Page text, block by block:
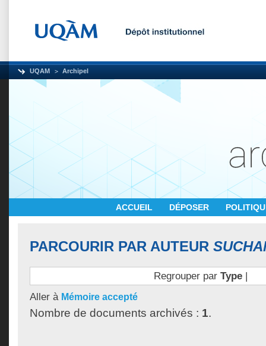
UQAM Archipel
ACCUEIL DÉPOSER
PARCOURIR PAR AUTEUR
Regrouper par Type|
Aller à Mémoire accepté
Nombre de documents archivés : 1.